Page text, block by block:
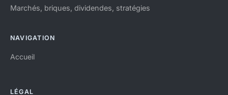
Marchés, briques, dividendes, stratégies
NAVIGATION
Accueil
LÉGAL